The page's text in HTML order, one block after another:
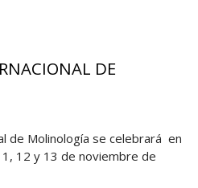
DE
de Molinología se celebrará en
12 y 13 de noviembre de